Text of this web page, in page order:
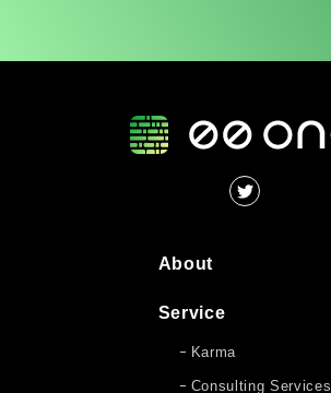
About
Service
Karma
Consulting Services